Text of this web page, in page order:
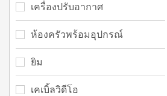
เครื่องปรับอากาศ
ห้องครัวพร้อมอุปกรณ์
ยิม
เคเบิ้ลวิดีโอ